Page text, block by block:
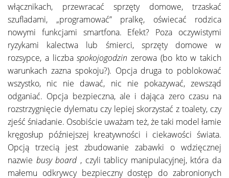
włącznikach, przewracać sprzęty domowe, trzaskać
szufladami, „programować” pralkę, oświecać rodzica
nowymi funkcjami smartfona. Efekt? Poza oczywistymi
ryzykami kalectwa lub śmierci, sprzęty domowe w
rozsypce, a liczbaspokojogodzin zerowa (bo kto w takich
warunkach zazna spokoju?). Opcja druga to poblokować
wszystko, nic nie dawać, nic nie pokazywać, zewsząd
odganiać. Opcja bezpieczna, ale i dająca zero czasu na
rozstrzygnięcie dylematu czy lepiej skorzystać z toalety, czy
zjeść śniadanie. Osobiście uważam też, że taki model łamie
kręgosłup późniejszej kreatywności i ciekawości świata.
Opcją trzecią jest zbudowanie zabawki o wdzięcznej
nazwie busy board , czyli tablicy manipulacyjnej, która da
małemu odkrywcy bezpieczny dostęp do zabronionych